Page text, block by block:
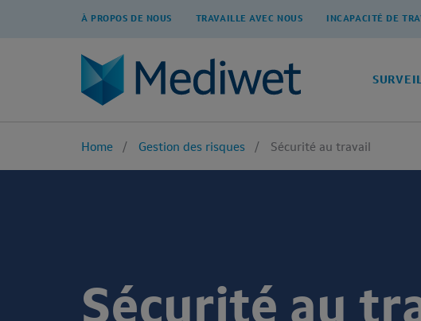
À PROPOS DE NOUS TRAVAILLE AVEC NOUS INCAPACITÉ DE
Home Gestion des risques Sécurité au travail
Sécurité au